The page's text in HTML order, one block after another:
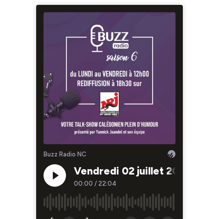
Buzz Radio NC
Vendredi 02 juillet 2021
00:00 / 22:04